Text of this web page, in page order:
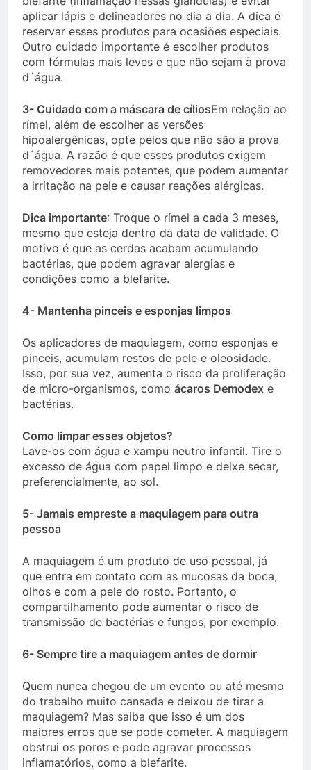
aplicar lápis e delineadores no dia a dia. A dica é
reservar esses produtos para ocasiões especiais.
Outro cuidado importante é escolher produtos
com fórmulas mais leves e que não sejam à prova
d´água.
3- Cuidado com a máscara de cíliosEm relação ao
rímel, além de escolher as versões
hipoalergênicas, opte pelos que não são a prova
d´água. A razão é que esses produtos exigem
removedores mais potentes, que podem aumentar
a irritação na pele e causar reações alérgicas.
Dica importante: Troque o rímel a cada 3 meses,
mesmo que esteja dentro da data de validade. O
motivo é que as cerdas acabam acumulando
bactérias, que podem agravar alergias e
condições como a blefarite.
4- Mantenha pinceis e esponjas limpos
Os aplicadores de maquiagem, como esponjas e
pinceis, acumulam restos de pele e oleosidade.
Isso, por sua vez, aumenta o risco da proliferação
de micro-organismos, como ácaros Demodex e
bactérias.
Como limpar esses objetos?
Lave-os com água e xampu neutro infantil. Tire o
excesso de água com papel limpo e deixe secar,
preferencialmente, ao sol.
5- Jamais empreste a maquiagem para outra
pessoa
A maquiagem é um produto de uso pessoal, já
que entra em contato com as mucosas da boca,
olhos e com a pele do rosto. Portanto, o
compartilhamento pode aumentar o risco de
transmissão de bactérias e fungos, por exemplo.
6- Sempre tire a maquiagem antes de dormir
Quem nunca chegou de um evento ou até mesmo
do trabalho muito cansada e deixou de tirar a
maquiagem? Mas saiba que isso é um dos
maiores erros que se pode cometer. A maquiagem
obstrui os poros e pode agravar processos
inflamatórios, como a blefarite.